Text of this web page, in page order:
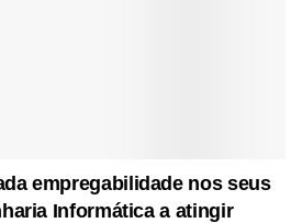
empregabilidade nos seus
Informática a atingir